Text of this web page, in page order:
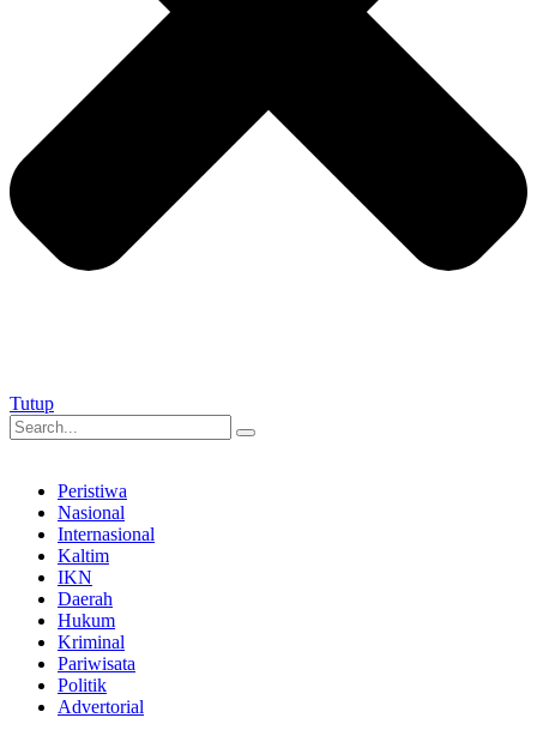
Tutup
Peristiwa
Nasional
Internasional
Kaltim
IKN
Daerah
Hukum
Kriminal
Pariwisata
Politik
Advertorial